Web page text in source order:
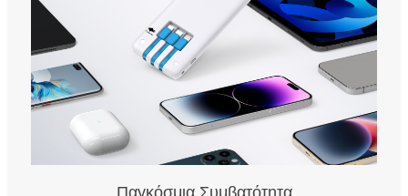
Παγκόσμια Συμβατότητα